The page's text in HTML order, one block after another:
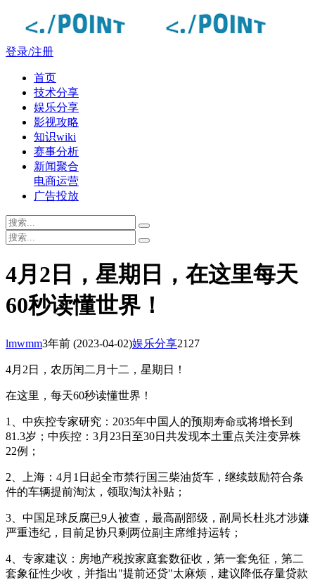
登录/注册
首页
技术分享
娱乐分享
影视攻略
知识wiki
赛事分析
新闻聚合
电商运营
广告投放
4月2日，星期日，在这里每天
60秒读懂世界！
lmwmm3年前 (2023-04-02)娱乐分享2127
4月2日，农历闰二月十二，星期日！
在这里，每天60秒读懂世界！
1、中疾控专家研究：2035年中国人的预期寿命或将增长到
81.3岁；中疾控：3月23日至30日共发现本土重点关注变异株
22例；
2、上海：4月1日起全市禁行国三柴油货车，继续鼓励符合条
件的车辆提前淘汰，领取淘汰补贴；
3、中国足球反腐已9人被查，最高副部级，副局长杜兆才涉嫌
严重违纪，目前足协只剩两位副主席维持运转；
4、专家建议：房地产税按家庭套数征收，第一套免征，第二
套象征性少收，并指出"提前还贷"太麻烦，建议降低存量贷款